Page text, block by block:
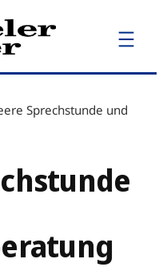
Sprechstunde und